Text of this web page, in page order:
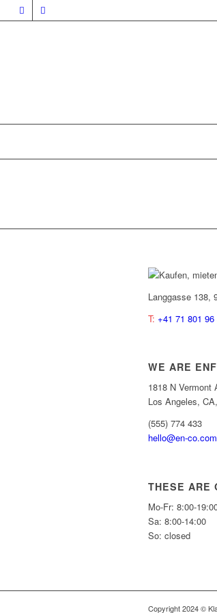
Langgasse 138,
T: +41 71 801 96
WE ARE
1818 N Vermont
Los Angeles,
(555) 774 433
hello@en-co.com
THESE ARE
Mo-Fr: 8:00-
Sa: 8:00-14:00
So: closed
Copyright 2024 ©